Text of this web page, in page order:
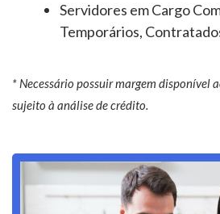
Servidores em Cargo
Temporários,
* Necessário possuir margem disponível
sujeito à análise de crédito.